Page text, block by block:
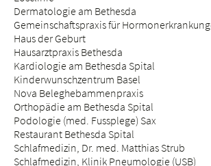
Dermatologie am Bethesda
Gemeinschaftspraxis für
Haus der Geburt
Hausarztpraxis Bethesda
Kardiologie am Bethesda Spital
Kinderwunschzentrum Basel
Nova Beleghebammenpraxis
Orthopädie am Bethesda Spital
Podologie (med. Fussplege) Sax
Restaurant Bethesda Spital
Schlafmedizin, Dr. med. Matthias Strub
Schlafmedizin, Klinik Pneumologie (USB)